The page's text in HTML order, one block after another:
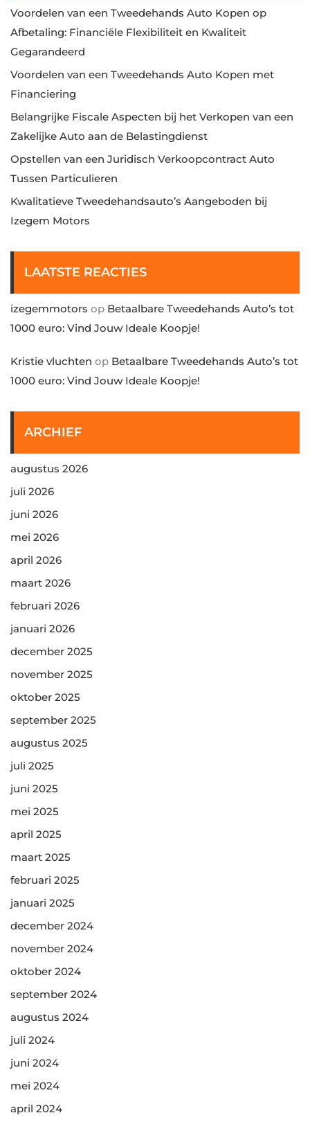
Voordelen van een Tweedehands Auto Kopen op
Afbetaling: Financiële Flexibiliteit en Kwaliteit
Gegarandeerd
Voordelen van een Tweedehands Auto Kopen met
Financiering
Belangrijke Fiscale Aspecten bij het Verkopen van een
Zakelijke Auto aan de Belastingdienst
Opstellen van een Juridisch Verkoopcontract Auto
Tussen Particulieren
Kwalitatieve Tweedehandsauto’s Aangeboden bij
Izegem Motors
LAATSTE REACTIES
izegemmotors op Betaalbare Tweedehands Auto’s tot
1000 euro: Vind Jouw Ideale Koopje!
Kristie vluchten op Betaalbare Tweedehands Auto’s tot
1000 euro: Vind Jouw Ideale Koopje!
ARCHIEF
augustus 2026
juli 2026
juni 2026
mei 2026
april 2026
maart 2026
februari 2026
januari 2026
december 2025
november 2025
oktober 2025
september 2025
augustus 2025
juli 2025
juni 2025
mei 2025
april 2025
maart 2025
februari 2025
januari 2025
december 2024
november 2024
oktober 2024
september 2024
augustus 2024
juli 2024
juni 2024
mei 2024
april 2024